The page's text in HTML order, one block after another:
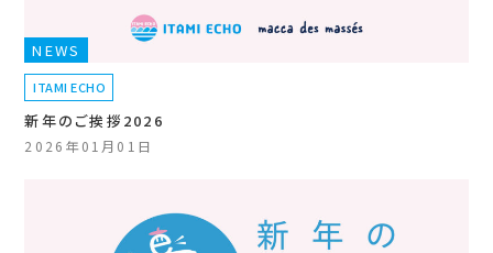
NEWS
ITAMI ECHO
新年のご挨拶2026
2026年01月01日